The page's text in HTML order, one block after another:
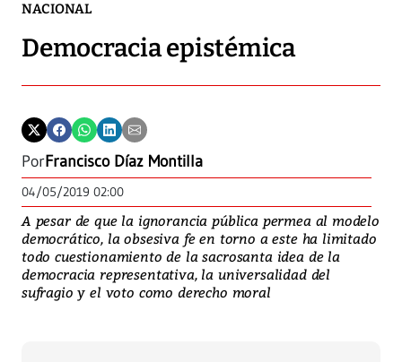
NACIONAL
Democracia epistémica
PorFrancisco Díaz Montilla
04/05/2019 02:00
A pesar de que la ignorancia pública permea al modelo
democrático, la obsesiva fe en torno a este ha limitado
todo cuestionamiento de la sacrosanta idea de la
democracia representativa, la universalidad del
sufragio y el voto como derecho moral